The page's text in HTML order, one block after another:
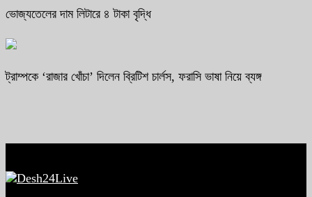
ভোজ্যতেলের দাম লিটারে ৪ টাকা বৃদ্ধি
ট্রাম্পকে ‘রাজার খোঁচা’ দিলেন ব্রিটিশ চার্লস, ফরাসি ভাষা নিয়ে ব্যঙ্গ